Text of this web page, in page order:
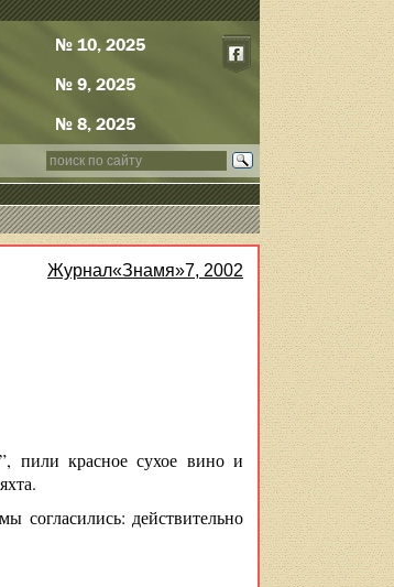
№ 10, 2025
№ 9, 2025
№ 8, 2025
Журнал«Знамя»7, 2002
пили красное сухое вино и
согласились: действительно